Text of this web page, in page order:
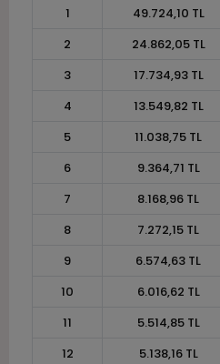
1
49.724,10 TL
2
24.862,05 TL
3
17.734,93 TL
4
13.549,82 TL
5
11.038,75 TL
6
9.364,71 TL
7
8.168,96 TL
8
7.272,15 TL
9
6.574,63 TL
10
6.016,62 TL
11
5.514,85 TL
12
5.138,16 TL